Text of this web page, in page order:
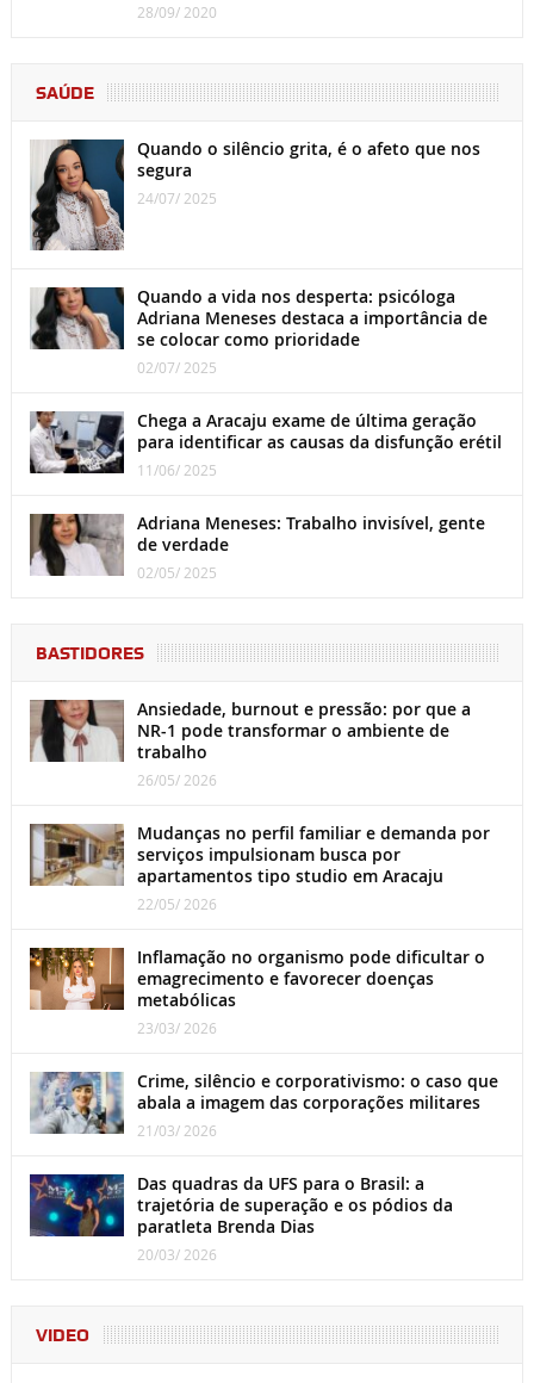
28/09/ 2020
SAÚDE
Quando o silêncio grita, é o afeto que nos
segura
24/07/ 2025
Quando a vida nos desperta: psicóloga
Adriana Meneses destaca a importância de
se colocar como prioridade
02/07/ 2025
Chega a Aracaju exame de última geração
para identificar as causas da disfunção erétil
11/06/ 2025
Adriana Meneses: Trabalho invisível, gente
de verdade
02/05/ 2025
BASTIDORES
Ansiedade, burnout e pressão: por que a
NR-1 pode transformar o ambiente de
trabalho
26/05/ 2026
Mudanças no perfil familiar e demanda por
serviços impulsionam busca por
apartamentos tipo studio em Aracaju
22/05/ 2026
Inflamação no organismo pode dificultar o
emagrecimento e favorecer doenças
metabólicas
23/03/ 2026
Crime, silêncio e corporativismo: o caso que
abala a imagem das corporações militares
21/03/ 2026
Das quadras da UFS para o Brasil: a
trajetória de superação e os pódios da
paratleta Brenda Dias
20/03/ 2026
VIDEO